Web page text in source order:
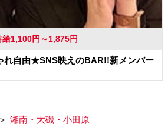
給1,100円～1,875円
れ自由★SNS映えのBAR!!新メンバー
湘南・大磯・小田原